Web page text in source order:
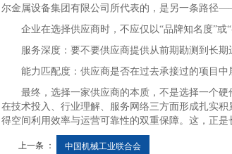
尔金属设备集团有限公司所代表的，是另一条路径
企业在选择供应商时，不应仅以“品牌知名度”或“
服务深度：要不要供应商提供从前期勘测到长期
能力匹配度：供应商是否在过去承接过的项目中
最终，选择一家供应商的本质，不是选择一个硬
在技术投入、行业理解、服务网络三方面形成扎实
得空间利用效率与运营可靠性的双重保障。这，正
上一条 ： 中国机械工业联合会